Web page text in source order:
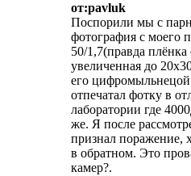
от:pavluk
Поспорили мы с
фотография с моего
50/1,7(правда
увеличенная до
его
отпечатал фотку в
лаборатории где
же. Я после
признал поражение,
в обратном. Это
камер?.